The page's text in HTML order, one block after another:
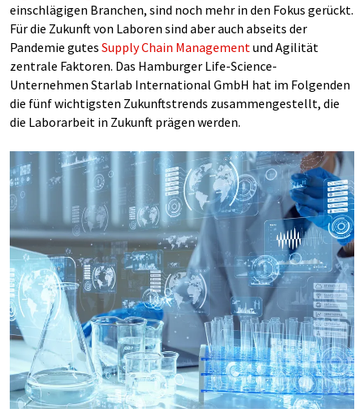
einschlägigen Branchen, sind noch mehr in den Fokus gerückt.
Für die Zukunft von Laboren sind aber auch abseits der
Pandemie gutes Supply Chain Managementund Agilität
zentrale Faktoren. Das Hamburger Life-Science-
Unternehmen Starlab International GmbH hat im Folgenden
die fünf wichtigsten Zukunftstrends zusammengestellt, die
die Laborarbeit in Zukunft prägen werden.